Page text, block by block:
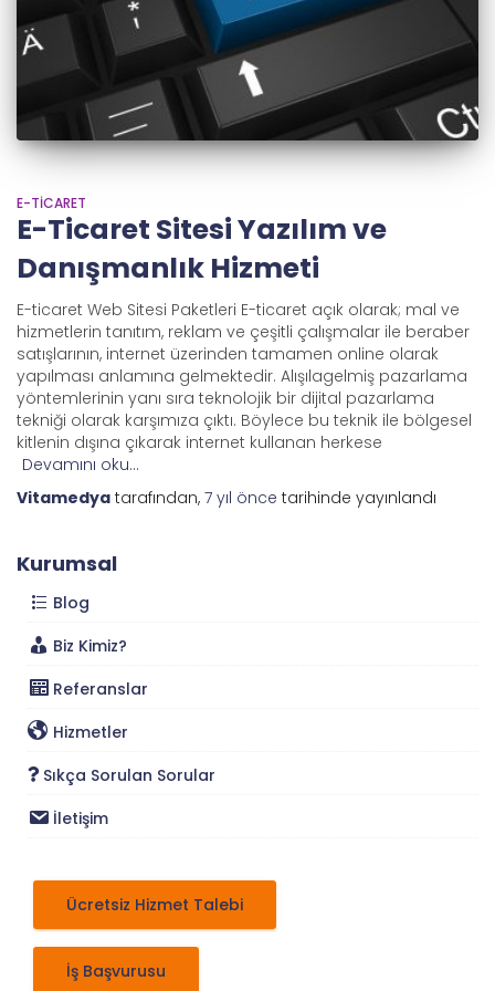
E-TICARET
E-Ticaret Sitesi Yazılım ve
Danışmanlık Hizmeti
E-ticaret Web Sitesi Paketleri E-ticaret açık olarak; mal ve
hizmetlerin tanıtım, reklam ve çeşitli çalışmalar ile beraber
satışlarının, internet üzerinden tamamen online olarak
yapılması anlamına gelmektedir. Alışılagelmiş pazarlama
yöntemlerinin yanı sıra teknolojik bir dijital pazarlama
tekniği olarak karşımıza çıktı. Böylece bu teknik ile bölgesel
kitlenin dışına çıkarak internet kullanan herkese
Devamını oku…
Vitamedya tarafından, 7 yıl önce tarihinde yayınlandı
Kurumsal
Blog
Biz Kimiz?
Referanslar
Hizmetler
Sıkça Sorulan Sorular
İletişim
Ücretsiz Hizmet Talebi
İş Başvurusu